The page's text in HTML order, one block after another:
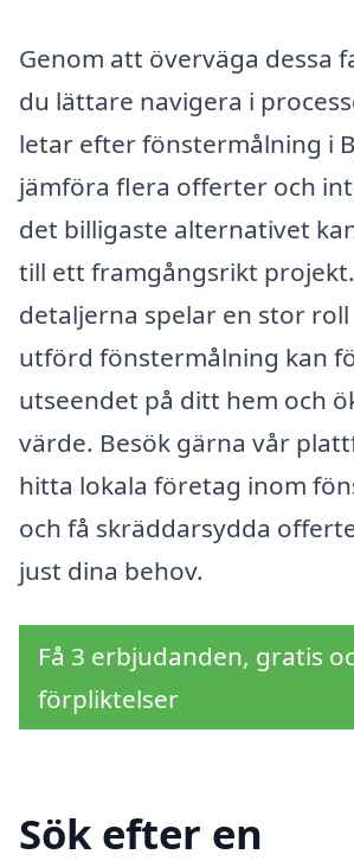
Genom att överväga dessa
du lättare navigera i
letar efter fönstermålning i
jämföra flera offerter och
det billigaste alternativet
till ett framgångsrikt
detaljerna spelar en stor roll
utförd fönstermålning kan
utseendet på ditt hem och
värde. Besök gärna vår
hitta lokala företag inom
och få skräddarsydda
just dina behov.
Få 3 erbjudanden, gratis
förpliktelser
Sök efter en